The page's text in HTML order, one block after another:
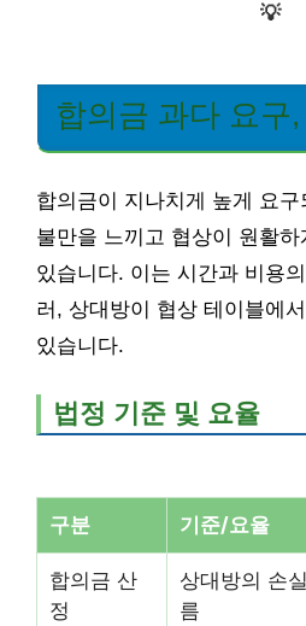
💡
합의금 과다 요구
합의금이 지나치게 높게 요
불만을 느끼고 협상이 원활
있습니다. 이는 시간과 비용
러, 상대방이 협상 테이블에
있습니다.
법정 기준 및 요율
구분 기준/요율
합의금 산
정
상대방의 손
름